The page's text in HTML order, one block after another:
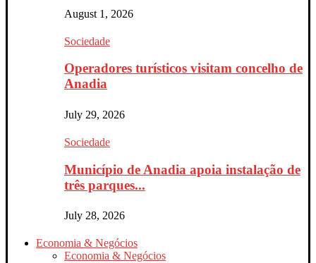
August 1, 2026
Sociedade
Operadores turísticos visitam concelho de
Anadia
July 29, 2026
Sociedade
Município de Anadia apoia instalação de
três parques...
July 28, 2026
Economia & Negócios
Economia & Negócios